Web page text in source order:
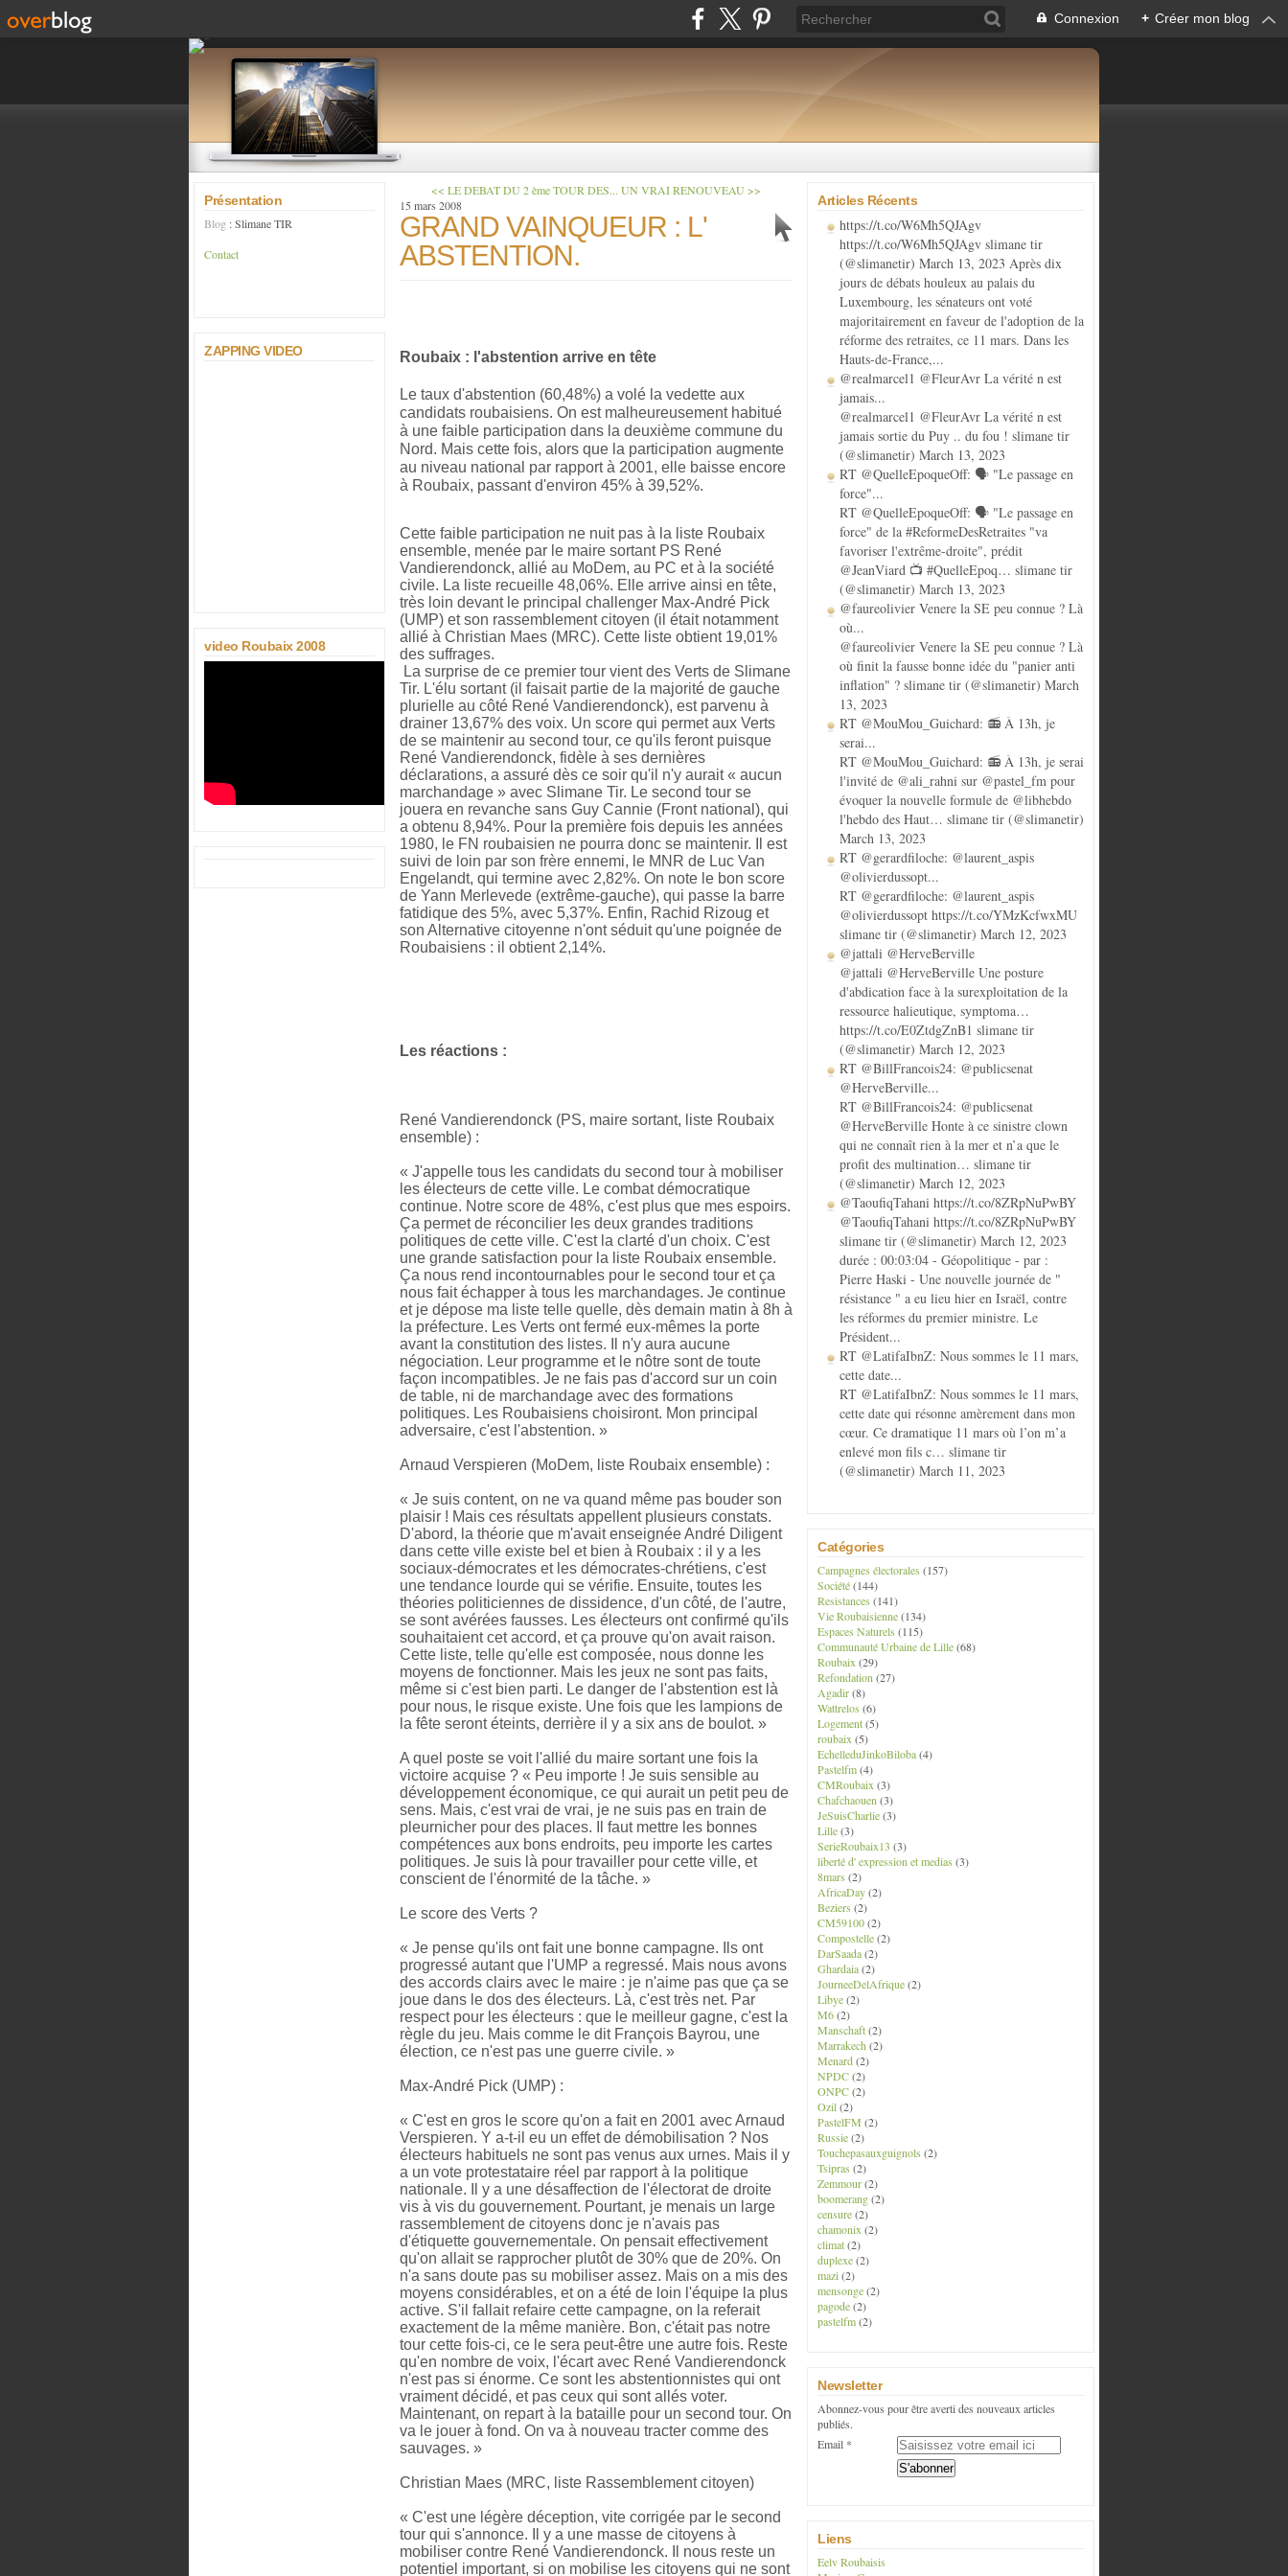
Connexion + Créer mon blog
Présentation
Blog : Slimane TIR
Contact
ZAPPING VIDEO
video Roubaix 2008
<< LE DEBAT DU 2 ème TOUR DES... UN VRAI RENOUVEAU >>
15 mars 2008
GRAND VAINQUEUR : L'
ABSTENTION.
Roubaix : l'abstention arrive en tête
Le taux d'abstention (60,48%) a volé la vedette aux
candidats roubaisiens. On est malheureusement habitué
à une faible participation dans la deuxième commune du
Nord. Mais cette fois, alors que la participation augmente
au niveau national par rapport à 2001, elle baisse encore
à Roubaix, passant d'environ 45% à 39,52%.
Cette faible participation ne nuit pas à la liste Roubaix
ensemble, menée par le maire sortant PS René
Vandierendonck, allié au MoDem, au PC et à la société
civile. La liste recueille 48,06%. Elle arrive ainsi en tête,
très loin devant le principal challenger Max-André Pick
(UMP) et son rassemblement citoyen (il était notamment
allié à Christian Maes (MRC). Cette liste obtient 19,01%
des suffrages.
La surprise de ce premier tour vient des Verts de Slimane
Tir. L'élu sortant (il faisait partie de la majorité de gauche
plurielle au côté René Vandierendonck), est parvenu à
drainer 13,67% des voix. Un score qui permet aux Verts
de se maintenir au second tour, ce qu'ils feront puisque
René Vandierendonck, fidèle à ses dernières
déclarations, a assuré dès ce soir qu'il n'y aurait « aucun
marchandage » avec Slimane Tir. Le second tour se
jouera en revanche sans Guy Cannie (Front national), qui
a obtenu 8,94%. Pour la première fois depuis les années
1980, le FN roubaisien ne pourra donc se maintenir. Il est
suivi de loin par son frère ennemi, le MNR de Luc Van
Engelandt, qui termine avec 2,82%. On note le bon score
de Yann Merlevede (extrême-gauche), qui passe la barre
fatidique des 5%, avec 5,37%. Enfin, Rachid Rizoug et
son Alternative citoyenne n'ont séduit qu'une poignée de
Roubaisiens : il obtient 2,14%.
Les réactions :
René Vandierendonck (PS, maire sortant, liste Roubaix
ensemble) :
« J'appelle tous les candidats du second tour à mobiliser
les électeurs de cette ville. Le combat démocratique
continue. Notre score de 48%, c'est plus que mes espoirs.
Ça permet de réconcilier les deux grandes traditions
politiques de cette ville. C'est la clarté d'un choix. C'est
une grande satisfaction pour la liste Roubaix ensemble.
Ça nous rend incontournables pour le second tour et ça
nous fait échapper à tous les marchandages. Je continue
et je dépose ma liste telle quelle, dès demain matin à 8h à
la préfecture. Les Verts ont fermé eux-mêmes la porte
avant la constitution des listes. Il n'y aura aucune
négociation. Leur programme et le nôtre sont de toute
façon incompatibles. Je ne fais pas d'accord sur un coin
de table, ni de marchandage avec des formations
politiques. Les Roubaisiens choisiront. Mon principal
adversaire, c'est l'abstention. »
Arnaud Verspieren (MoDem, liste Roubaix ensemble) :
« Je suis content, on ne va quand même pas bouder son
plaisir ! Mais ces résultats appellent plusieurs constats.
D'abord, la théorie que m'avait enseignée André Diligent
dans cette ville existe bel et bien à Roubaix : il y a les
sociaux-démocrates et les démocrates-chrétiens, c'est
une tendance lourde qui se vérifie. Ensuite, toutes les
théories politiciennes de dissidence, d'un côté, de l'autre,
se sont avérées fausses. Les électeurs ont confirmé qu'ils
souhaitaient cet accord, et ça prouve qu'on avait raison.
Cette liste, telle qu'elle est composée, nous donne les
moyens de fonctionner. Mais les jeux ne sont pas faits,
même si c'est bien parti. Le danger de l'abstention est là
pour nous, le risque existe. Une fois que les lampions de
la fête seront éteints, derrière il y a six ans de boulot. »
A quel poste se voit l'allié du maire sortant une fois la
victoire acquise ? « Peu importe ! Je suis sensible au
développement économique, ce qui aurait un petit peu de
sens. Mais, c'est vrai de vrai, je ne suis pas en train de
pleurnicher pour des places. Il faut mettre les bonnes
compétences aux bons endroits, peu importe les cartes
politiques. Je suis là pour travailler pour cette ville, et
conscient de l'énormité de la tâche. »
Le score des Verts ?
« Je pense qu'ils ont fait une bonne campagne. Ils ont
progressé autant que l'UMP a regressé. Mais nous avons
des accords clairs avec le maire : je n'aime pas que ça se
joue dans le dos des électeurs. Là, c'est très net. Par
respect pour les électeurs : que le meilleur gagne, c'est la
règle du jeu. Mais comme le dit François Bayrou, une
élection, ce n'est pas une guerre civile. »
Max-André Pick (UMP) :
« C'est en gros le score qu'on a fait en 2001 avec Arnaud
Verspieren. Y a-t-il eu un effet de démobilisation ? Nos
électeurs habituels ne sont pas venus aux urnes. Mais il y
a un vote protestataire réel par rapport à la politique
nationale. Il y a une désaffection de l'électorat de droite
vis à vis du gouvernement. Pourtant, je menais un large
rassemblement de citoyens donc je n'avais pas
d'étiquette gouvernementale. On pensait effectivement
qu'on allait se rapprocher plutôt de 30% que de 20%. On
n'a sans doute pas su mobiliser assez. Mais on a mis des
moyens considérables, et on a été de loin l'équipe la plus
active. S'il fallait refaire cette campagne, on la referait
exactement de la même manière. Bon, c'était pas notre
tour cette fois-ci, ce le sera peut-être une autre fois. Reste
qu'en nombre de voix, l'écart avec René Vandierendonck
n'est pas si énorme. Ce sont les abstentionnistes qui ont
vraiment décidé, et pas ceux qui sont allés voter.
Maintenant, on repart à la bataille pour un second tour. On
va le jouer à fond. On va à nouveau tracter comme des
sauvages. »
Christian Maes (MRC, liste Rassemblement citoyen)
« C'est une légère déception, vite corrigée par le second
tour qui s'annonce. Il y a une masse de citoyens à
mobiliser contre René Vandierendonck. Il nous reste un
potentiel important, si on mobilise les citoyens qui ne sont
Articles Récents
https://t.co/W6Mh5QJAgv
https://t.co/W6Mh5QJAgv slimane tir
(@slimanetir) March 13, 2023 Après dix
jours de débats houleux au palais du
Luxembourg, les sénateurs ont voté
majoritairement en faveur de l'adoption de la
réforme des retraites, ce 11 mars. Dans les
Hauts-de-France,...
@realmarcel1 @FleurAvr La vérité n est
jamais...
@realmarcel1 @FleurAvr La vérité n est
jamais sortie du Puy .. du fou ! slimane tir
(@slimanetir) March 13, 2023
RT @QuelleEpoqueOff: 🗣️ "Le passage en
force"...
RT @QuelleEpoqueOff: 🗣️ "Le passage en
force" de la #ReformeDesRetraites "va
favoriser l'extrême-droite", prédit
@JeanViard 📺 #QuelleEpoq… slimane tir
(@slimanetir) March 13, 2023
@faureolivier Venere la SE peu connue ? Là
où...
@faureolivier Venere la SE peu connue ? Là
où finit la fausse bonne idée du "panier anti
inflation" ? slimane tir (@slimanetir) March
13, 2023
RT @MouMou_Guichard: 📻 À 13h, je
serai...
RT @MouMou_Guichard: 📻 À 13h, je serai
l'invité de @ali_rahni sur @pastel_fm pour
évoquer la nouvelle formule de @libhebdo
l'hebdo des Haut… slimane tir (@slimanetir)
March 13, 2023
RT @gerardfiloche: @laurent_aspis
@olivierdussopt...
RT @gerardfiloche: @laurent_aspis
@olivierdussopt https://t.co/YMzKcfwxMU
slimane tir (@slimanetir) March 12, 2023
@jattali @HerveBerville
@jattali @HerveBerville Une posture
d'abdication face à la surexploitation de la
ressource halieutique, symptoma…
https://t.co/E0ZtdgZnB1 slimane tir
(@slimanetir) March 12, 2023
RT @BillFrancois24: @publicsenat
@HerveBerville...
RT @BillFrancois24: @publicsenat
@HerveBerville Honte à ce sinistre clown
qui ne connaît rien à la mer et n’a que le
profit des multination… slimane tir
(@slimanetir) March 12, 2023
@TaoufiqTahani https://t.co/8ZRpNuPwBY
@TaoufiqTahani https://t.co/8ZRpNuPwBY
slimane tir (@slimanetir) March 12, 2023
durée : 00:03:04 - Géopolitique - par :
Pierre Haski - Une nouvelle journée de "
résistance " a eu lieu hier en Israël, contre
les réformes du premier ministre. Le
Président...
RT @LatifaIbnZ: Nous sommes le 11 mars,
cette date...
RT @LatifaIbnZ: Nous sommes le 11 mars,
cette date qui résonne amèrement dans mon
cœur. Ce dramatique 11 mars où l’on m’a
enlevé mon fils c… slimane tir
(@slimanetir) March 11, 2023
Catégories
Campagnes électorales (157)
Société(144)
Resistances (141)
Vie Roubaisienne(134)
Espaces Naturels (115)
Communauté Urbaine de Lille(68)
Roubaix (29)
Refondation (27)
Agadir(8)
Wattrelos (6)
Logement(5)
roubaix (5)
EchelleduJinkoBiloba(4)
Pastelfm(4)
CMRoubaix (3)
Chafchaouen (3)
JeSuisCharlie(3)
Lille(3)
SerieRoubaix13 (3)
liberté d' expression et medias (3)
8mars (2)
AfricaDay(2)
Beziers (2)
CM59100(2)
Compostelle(2)
DarSaada(2)
Ghardaia(2)
JourneeDelAfrique(2)
Libye(2)
M6(2)
Manschaft(2)
Marrakech (2)
Menard(2)
NPDC(2)
ONPC(2)
Ozil(2)
PastelFM (2)
Russie(2)
Touchepasauxguignols (2)
Tsipras (2)
Zemmour(2)
boomerang(2)
censure(2)
chamonix (2)
climat(2)
duplexe(2)
mazi(2)
mensonge(2)
pagode(2)
pastelfm(2)
Newsletter
Abonnez-vous pour être averti des nouveaux articles
publiés.
Email
Liens
Eelv Roubaisis